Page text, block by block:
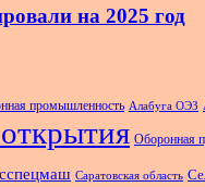
на 2025 год
промышленность Алабуга ОЭЗ
Оборонная
Саратовская область